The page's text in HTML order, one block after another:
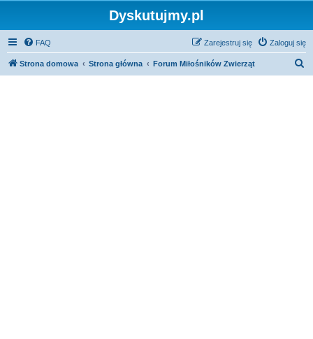
Dyskutujmy.pl
FAQ Zaloguj się
Zarejestruj się
Strona domowa Strona główna Forum Miłośników Zwierząt